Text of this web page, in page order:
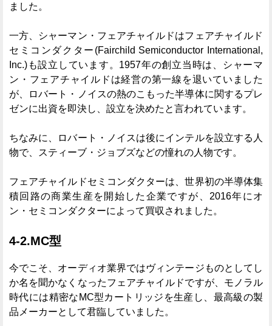
ました。
一方、シャーマン・フェアチャイルドはフェアチャイルド
セミコンダクター(Fairchild Semiconductor International,
Inc.)も設立しています。1957年の創立当時は、シャーマ
ン・フェアチャイルドは経営の第一線を退いていました
が、ロバート・ノイスの熱のこもった半導体に関するプレ
ゼンに出資を即決し、設立を決めたと言われています。
ちなみに、ロバート・ノイスは後にインテルを設立する人
物で、スティーブ・ジョブズなどの憧れの人物です。
フェアチャイルドセミコンダクターは、世界初の半導体集
積回路の商業生産を開始した企業ですが、2016年にオ
ン・セミコンダクターによって買収されました。
4-2.MC型
今でこそ、オーディオ業界ではヴィンテージものとしてし
か名を聞かなくなったフェアチャイルドですが、モノラル
時代には精密なMC型カートリッジを生産し、最高級の製
品メーカーとして君臨していました。